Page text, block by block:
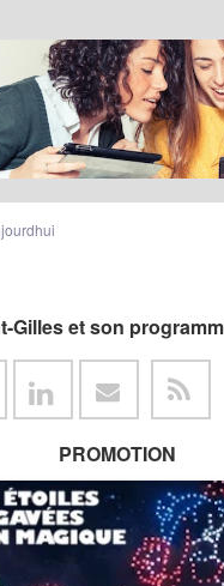
Gilles et son
PROMOTION